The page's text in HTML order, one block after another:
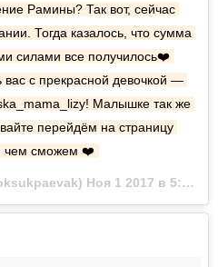
Рамины? Так вот, сейчас
Тогда казалось, что сумма
силами все получилось❤️
с прекрасной девочкой —
Малышке так же
перейдём на страницу
чем сможем ❤️
Публикация от Карина (@oksukpaevak) Ноя 1 2017 в 5:55 PDT